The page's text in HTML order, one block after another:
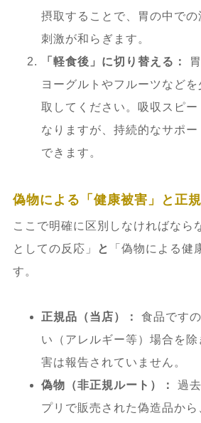
摂取することで、胃の中での
刺激が和らぎます。
「軽食後」に切り替える：
ヨーグルトやフルーツなど
取してください。吸収スピー
なりますが、持続的なサポ
できます。
偽物による「健康被害」と正
ここで明確に区別しなければなら
としての反応」
と
「偽物による健
す。
正規品（当店）：
食品です
い（アレルギー等）場合を
害は報告されていません。
偽物（非正規ルート）：
過
プリで販売された偽造品か